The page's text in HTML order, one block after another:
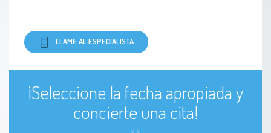
LLAME AL ESPECIALISTA
¡Seleccione la fecha apropiada y
concierte una cita!